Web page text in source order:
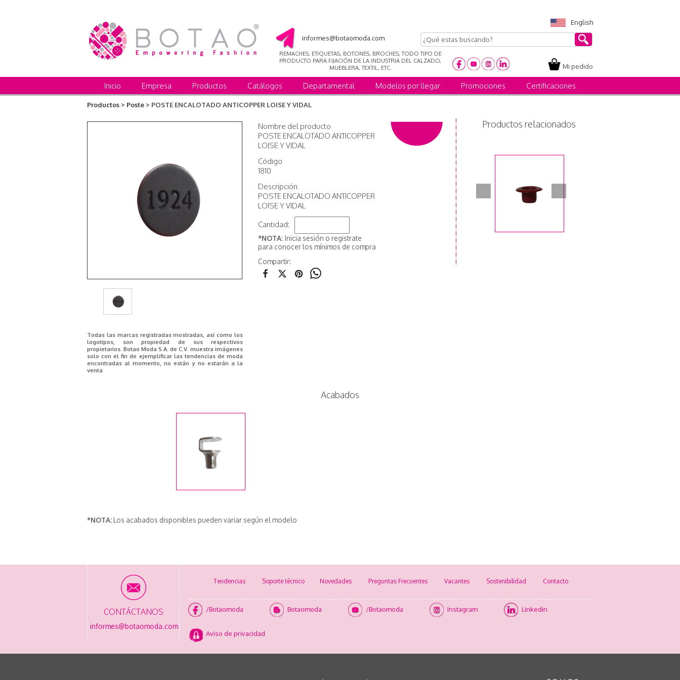
English
informes@botaomoda.com
REMACHES, ETIQUETAS, BOTONES, BROCHES, TODO TIPO DE
PRODUCTO PARA FIJACIÓN DE LA INDUSTRIA DEL CALZADO,
MUEBLERA, TEXTIL, ETC.
Mi pedido
Inicio Empresa Productos Catálogos Departamental Modelos por llegar Promociones Certificaciones
Productos > Poste > POSTE ENCALOTADO ANTICOPPER LOISE Y VIDAL
Todas las marcas registradas mostradas, así como los
logotipos, son propiedad de sus respectivos
propietarios. Botao Moda S.A. de C.V. muestra imágenes
solo con el fin de ejemplificar las tendencias de moda
encontradas al momento, no están y no estarán a la
venta
Nombre del producto
POSTE ENCALOTADO ANTICOPPER
LOISE Y VIDAL
Código
1810
Descripción
POSTE ENCALOTADO ANTICOPPER
LOISE Y VIDAL
Cantidad:
*NOTA: Inicia sesión o registrate
para conocer los mínimos de compra
Compartir:
Productos relacionados
Acabados
*NOTA:Los acabados disponibles pueden variar según el modelo
CONTÁCTANOS
informes@botaomoda.com
Tendencias Soporte técnico Novedades Preguntas Frecuentes Vacantes Sostenibilidad Contacto
/Botaomoda Botaomoda /Botaomoda Instagram Linkedin
Aviso de privacidad